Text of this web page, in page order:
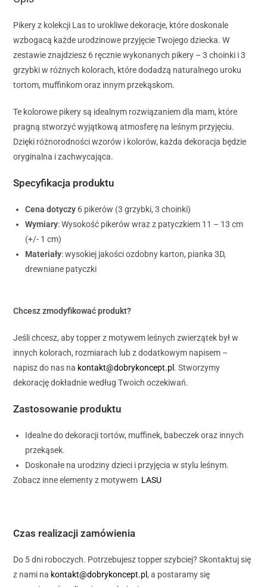
Pikery z kolekcji Las to urokliwe dekoracje, które doskonale
wzbogacą każde urodzinowe przyjęcie Twojego dziecka. W
zestawie znajdziesz 6 ręcznie wykonanych pikery – 3 choinki i 3
grzybki w różnych kolorach, które dodadzą naturalnego uroku
tortom, muffinkom oraz innym przekąskom.
Te kolorowe pikery są idealnym rozwiązaniem dla mam, które
pragną stworzyć wyjątkową atmosferę na leśnym przyjęciu.
Dzięki różnorodności wzorów i kolorów, każda dekoracja będzie
oryginalna i zachwycająca.
Specyfikacja produktu
Cena dotyczy 6 pikerów (3 grzybki, 3 choinki)
Wymiary: Wysokość pikerów wraz z patyczkiem 11 – 13 cm
(+/- 1 cm)
Materiały: wysokiej jakości ozdobny karton, pianka 3D,
drewniane patyczki
Chcesz zmodyfikować produkt?
Jeśli chcesz, aby topper z motywem leśnych zwierzątek był w
innych kolorach, rozmiarach lub z dodatkowym napisem –
napisz do nas na kontakt@dobrykoncept.pl . Stworzymy
dekorację dokładnie według Twoich oczekiwań.
Zastosowanie produktu
Idealne do dekoracji tortów, muffinek, babeczek oraz innych
przekąsek.
Doskonałe na urodziny dzieci i przyjęcia w stylu leśnym.
Zobacz inne elementy z motywem LASU
Czas realizacji zamówienia
Do 5 dni roboczych. Potrzebujesz topper szybciej? Skontaktuj się
z nami na kontakt@dobrykoncept.pl , a postaramy się